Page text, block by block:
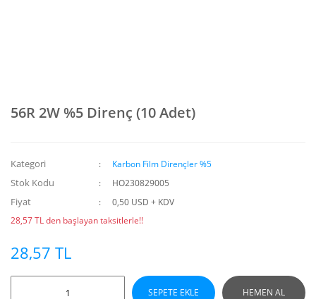
56R 2W %5 Direnç (10 Adet)
Kategori Karbon Film Dirençler %5
Stok Kodu HO230829005
Fiyat
0,50 USD + KDV
28,57 TL den başlayan taksitlerle!!
28,57 TL
SEPETE EKLE HEMEN AL